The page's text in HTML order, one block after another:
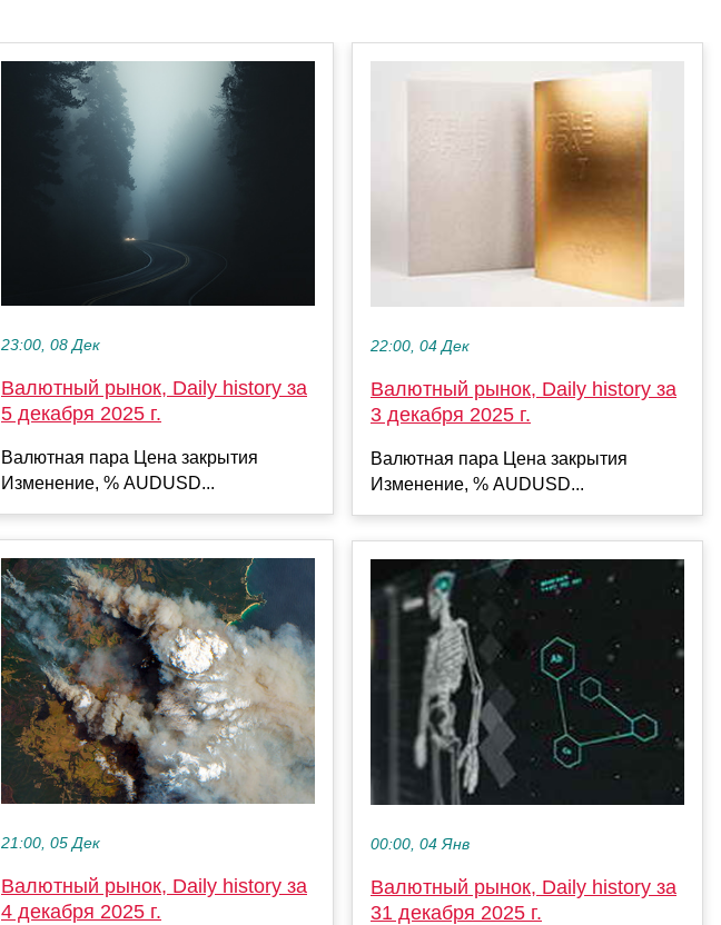
23:00, 08 Дек
Валютный рынок, Daily history за
5 декабря 2025 г.
Валютная пара Цена закрытия
Изменение, % AUDUSD...
21:00, 05 Дек
Валютный рынок, Daily history за
4 декабря 2025 г.
22:00, 04 Дек
Валютный рынок, Daily history за
3 декабря 2025 г.
Валютная пара Цена закрытия
Изменение, % AUDUSD...
00:00, 04 Янв
Валютный рынок, Daily history за
31 декабря 2025 г.